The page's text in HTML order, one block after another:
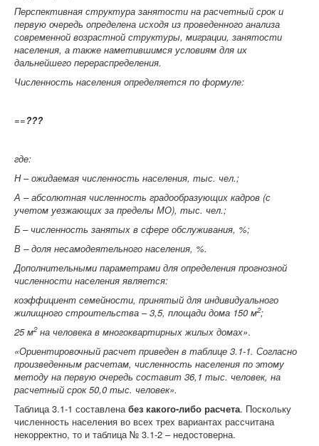
Перспективная структура занятости на расчетный срок и
первую очередь определена исходя из проведенного анализа
современной возрастной структуры, миграции, занятости
населения, а также наметившимся условиям для их
дальнейшего перераспределения.
Численность населения определяется по формуле:
==???
где:
Н – ожидаемая численность населения, тыс. чел.;
А – абсолютная численность градообразующих кадров (с
учетом уезжающих за пределы МО), тыс. чел.;
Б – численность занятых в сфере обслуживания, %;
В – доля несамодеятельного населения, %.
Дополнительными параметрами для определения прогнозной
численности населения является:
коэффициент семейности, принятый для индивидуального
жилищного строительства – 3,5, площади дома 150 м2;
25 м2на человека в многоквартирных жилых домах».
«Ориентировочный расчет приведен в таблице 3.1-1. Согласно
произведенным расчетам, численность населения по этому
методу на первую очередь составит 36,1 тыс. человек, на
расчетный срок 50,0 тыс. человек».
Таблица 3.1-1 составленабез какого-либо расчета. Поскольку
численность населения во всех трех вариантах рассчитана
некорректно, то и таблица № 3.1-2 – недостоверна.